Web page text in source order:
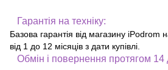
Гарантія на техніку:
Базова гарантія від магазину iPodrom
від 1 до 12 місяців з дати купівлі.
Обмін і повернення протягом 14